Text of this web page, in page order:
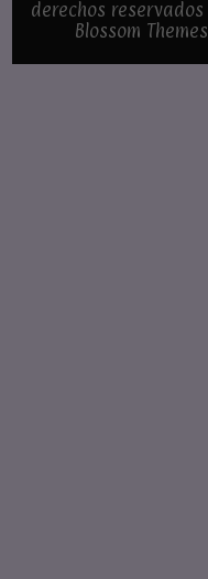
derechos reservados
Blossom Themes